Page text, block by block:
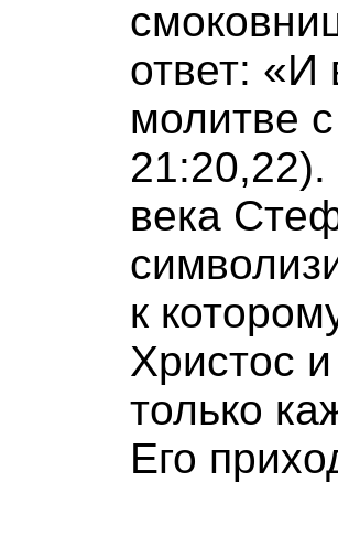
ответ: «И
молитве
21:20,22).
века
к
Христос
только
Его